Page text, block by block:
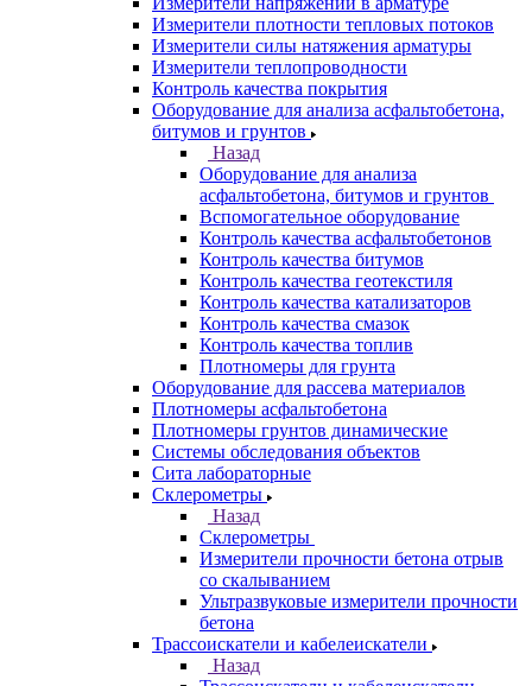
Измерители плотности тепловых потоков
Измерители силы натяжения арматуры
Измерители теплопроводности
Контроль качества покрытия
Оборудование для анализа асфальтобетона,
битумов и грунтов
Назад
Оборудование для анализа
асфальтобетона, битумов и грунтов
Вспомогательное оборудование
Контроль качества асфальтобетонов
Контроль качества битумов
Контроль качества геотекстиля
Контроль качества катализаторов
Контроль качества смазок
Контроль качества топлив
Плотномеры для грунта
Оборудование для рассева материалов
Плотномеры асфальтобетона
Плотномеры грунтов динамические
Системы обследования объектов
Сита лабораторные
Склерометры
Назад
Склерометры
Измерители прочности бетона отрыв
со скалыванием
Ультразвуковые измерители прочности
бетона
Трассоискатели и кабелеискатели
Назад